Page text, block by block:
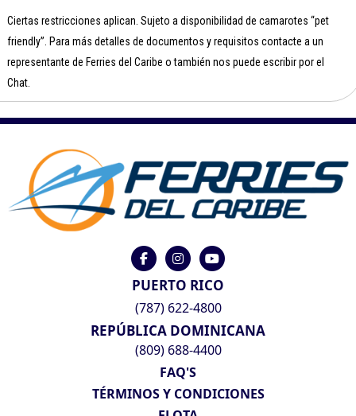
Ciertas restricciones aplican. Sujeto a disponibilidad de camarotes “pet
friendly”. Para más detalles de documentos y requisitos contacte a un
representante de Ferries del Caribe o también nos puede escribir por el
Chat.
PUERTO RICO
(787) 622-4800
REPÚBLICA DOMINICANA
(809) 688-4400
FAQ'S
TÉRMINOS Y CONDICIONES